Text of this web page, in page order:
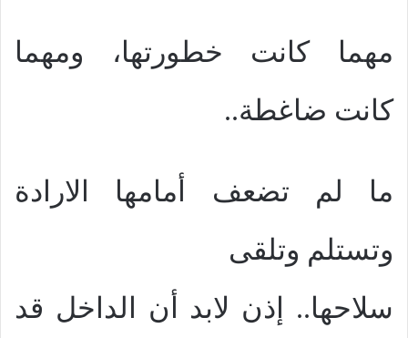
مهما كانت خطورتها، ومهما
كانت ضاغطة..
ما لم تضعف أمامها الارادة
وتستلم وتلقى
سلاحها.. إذن لابد أن الداخل قد